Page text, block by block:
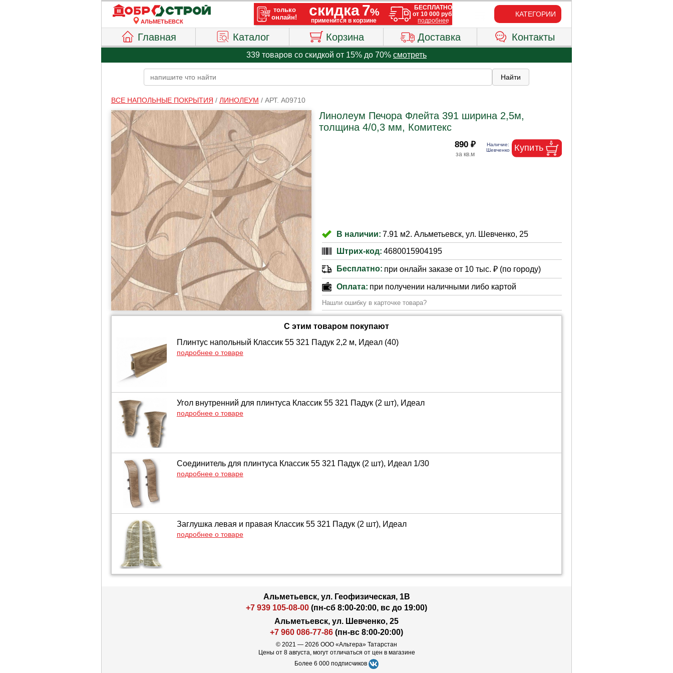
АЛЬМЕТЬЕВСК
КАТЕГОРИИ
Главная Каталог Корзина Доставка Контакты
339 товаров со скидкой от 15% до 70% смотреть
ВСЕ НАПОЛЬНЫЕ ПОКРЫТИЯ / ЛИНОЛЕУМ / АРТ. A09710
Линолеум Печора Флейта 391 ширина 2,5м,
толщина 4/0,3 мм, Комитекс
890 ₽
В наличии: 7.91 м2. Альметьевск, ул. Шевченко, 25
Штрих-код: 4680015904195
Бесплатно: при онлайн заказе от 10 тыс. ₽ (по городу)
Оплата: при получении наличными либо картой
Нашли ошибку в карточке товара?
С этим товаром покупают
Плинтус напольный Классик 55 321 Падук 2,2 м, Идеал (40)
подробнее о товаре
Угол внутренний для плинтуса Классик 55 321 Падук (2 шт), Идеал
подробнее о товаре
Соединитель для плинтуса Классик 55 321 Падук (2 шт), Идеал 1/30
подробнее о товаре
Заглушка левая и правая Классик 55 321 Падук (2 шт), Идеал
подробнее о товаре
Альметьевск, ул. Геофизическая, 1В
+7 939 105-08-00 (пн-сб 8:00-20:00, вс до 19:00)
Альметьевск, ул. Шевченко, 25
+7 960 086-77-86 (пн-вс 8:00-20:00)
© 2021 — 2026 ООО «Альтера» Татарстан
Цены от 8 августа, могут отличаться от цен в магазине
Более 6 000 подписчиков